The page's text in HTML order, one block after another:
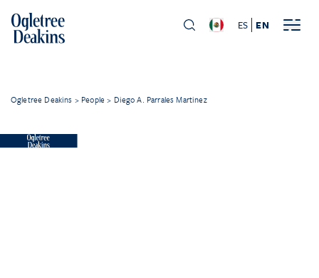
ES EN
Ogletree Deakins > People > Diego A. Parrales Martinez